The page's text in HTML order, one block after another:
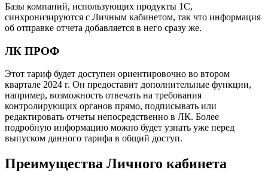
Базы компаний, использующих продукты 1С,
синхронизируются с Личным кабинетом, так что информация
об отправке отчета добавляется в него сразу же.
ЛК ПРОФ
Этот тариф будет доступен ориентировочно во втором
квартале 2024 г. Он предоставит дополнительные функции,
например, возможность отвечать на требования
контролирующих органов прямо, подписывать или
редактировать отчеты непосредственно в ЛК. Более
подробную информацию можно будет узнать уже перед
выпуском данного тарифа в общий доступ.
Преимущества Личного кабинета